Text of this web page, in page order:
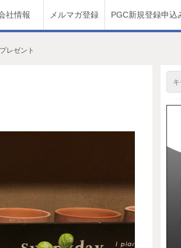
社情報 メルマガ登録 PGC新規登録申込
レゼント